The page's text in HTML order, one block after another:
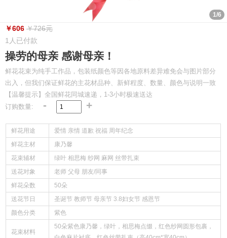
1/6
￥606 ￥726元
1人已付款
操劳的母亲 感谢母亲！
鲜花花束为纯手工作品，包装纸颜色等因各地原料差异难免会与图片部分
出入，但我们保证鲜花的主花材品种、新鲜程度、数量、颜色与说明一致
【温馨提示】全国鲜花同城速递，1-3小时极速送达
订购数量:
- +
鲜花用途
爱情 亲情 道歉 祝福 周年纪念
鲜花主材
康乃馨
花束辅材
绿叶 相思梅 纱网 麻网 丝带扎束
送花对象
老师 父母 朋友/同事
鲜花朵数
50朵
送花节日
圣诞节 教师节 母亲节 3.8妇女节 感恩节
颜色分类
紫色
花束材料
50朵紫色康乃馨，绿叶，相思梅点缀，红色纱网圆形包裹，